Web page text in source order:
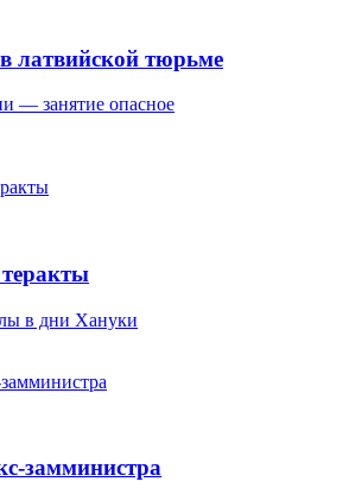
латвийской тюрьме
— занятие опасное
в дни Хануки
замминистра